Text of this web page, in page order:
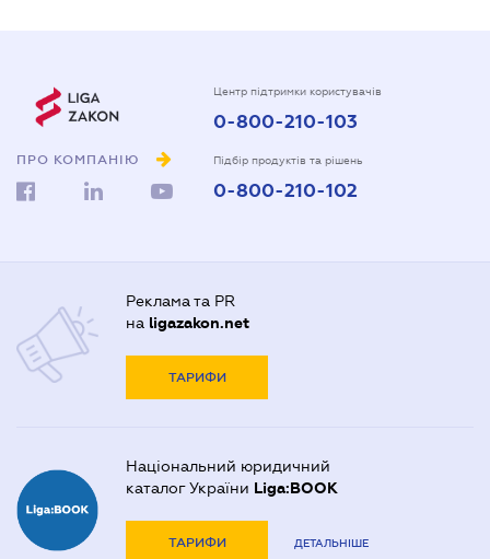
ПРО КОМПАНІЮ
Центр підтримки користувачів
0-800-210-103
Підбір продуктів та рішень
0-800-210-102
Реклама та PR
на ligazakon.net
ТАРИФИ
Національний юридичний
каталог України Liga:BOOK
ТАРИФИ ДЕТАЛЬНІШЕ